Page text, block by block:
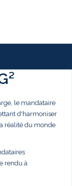
le mandataire
d'harmoniser
réalité du monde
rendu à